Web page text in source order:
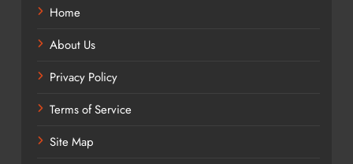
Home
About Us
Privacy Policy
Terms of Service
Site Map